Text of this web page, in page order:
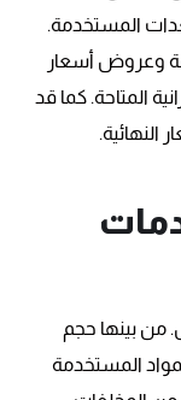
المستخدمة.
وعروض أسعار
المتاحة. كما قد
النهائية.
من بينها حجم
المستخدمة